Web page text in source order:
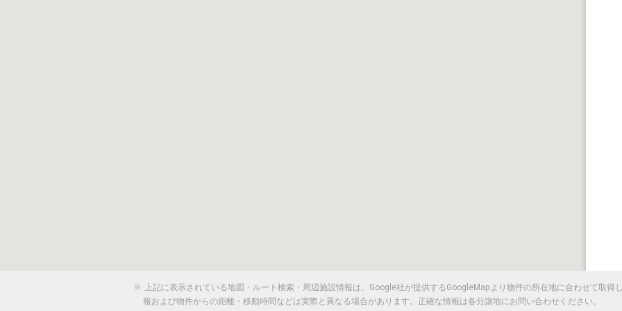
※
上記に表示されている地図・ルート検索・周辺施設情報は、Google社が提供するGoogleMapより物件の所在地に合わせて取得
報および物件からの距離・移動時間などは実際と異なる場合があります。正確な情報は各分譲地にお問い合わせください。